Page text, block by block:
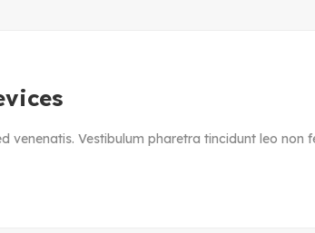
venenatis. Vestibulum pharetra tincidunt leo non